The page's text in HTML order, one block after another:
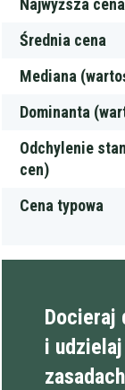
Najwyższa cena
Średnia cena
Mediana
Dominanta
Odchylenie
cen)
Cena typowa
Docieraj
i
zasadach